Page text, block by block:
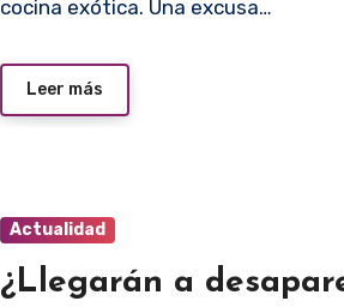
cocina exótica. Una excusa…
Leer más
Actualidad
¿Llegarán a